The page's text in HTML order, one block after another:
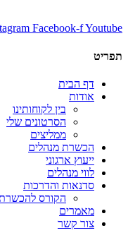
Facebook-fYoutube
תפריט
דף הבית
אודות
בין לקוחותינו
הסרטונים שלי
ממליצים
הכשרת מנהלים
ייעוץ ארגוני
לווי מנהלים
סדנאות והדרכות
הקורס להכשרת
מאמרים
צור קשר